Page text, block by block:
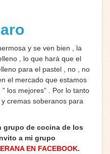
y se ven bien , la
, lo que hará que el
para el pastel , no , no
el mercado que estamos
los mejores” . Por lo tanto
cremas soberanos para
grupo de cocina de los
a mi grupo
EN FACEBOOK.